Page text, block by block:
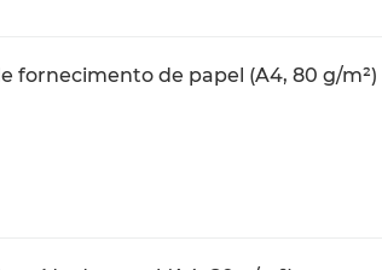
fornecimento de papel (A4, 80 g/m²)